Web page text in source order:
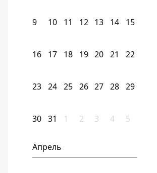
9 10 11 12 13 14 15
16 17 18 19 20 21 22
23 24 25 26 27 28 29
30 31 1 2 3 4 5
Апрель